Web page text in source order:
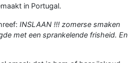
in Portugal.
INSLAAN !!! zomerse smaken
met een sprankelende frisheid. En